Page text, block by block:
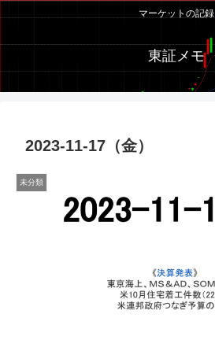
マーケットの記録
東証メモ
2023-11-17（金）
未分類